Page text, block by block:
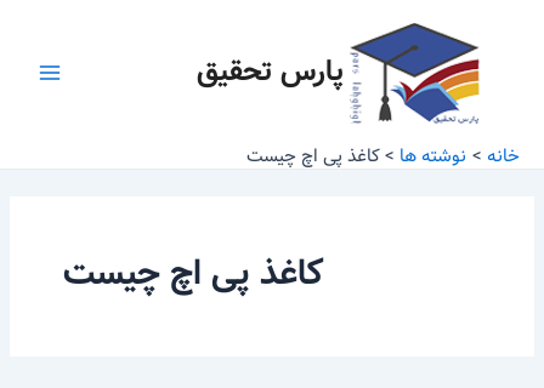
پارس تحقیق
خانه نوشته ها کاغذ پی اچ چیست
کاغذ پی اچ چیست